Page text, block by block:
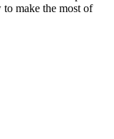
make the most of